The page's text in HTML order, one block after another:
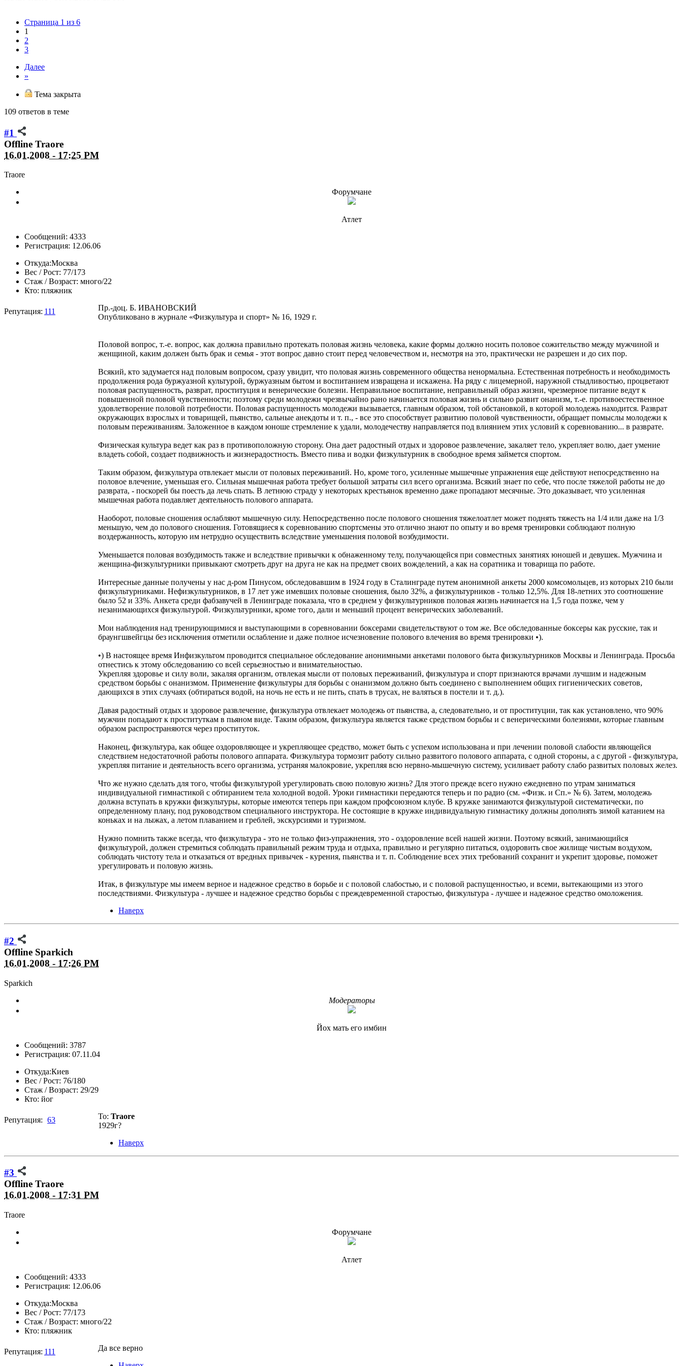
Страница 1 из 6
1
2
3
Далее
»
Тема закрыта
109 ответов в теме
#1
Offline Traore
16.01.2008 - 17:25 PM
Traore
Форумчане
Атлет
Сообщений: 4333
Регистрация: 12.06.06
Откуда:Москва
Вес / Рост: 77/173
Стаж / Возраст: много/22
Кто: пляжник
Репутация: 111
Пр.-доц. Б. ИВАНОВСКИЙ
Опубликовано в журнале «Физкультура и спорт» № 16, 1929 г.
Половой вопрос, т.-е. вопрос, как должна правильно протекать половая жизнь человека, какие формы должно носить половое сожительство между мужчиной и
женщиной, каким должен быть брак и семья - этот вопрос давно стоит перед человечеством и, несмотря на это, практически не разрешен и до сих пор.
Всякий, кто задумается над половым вопросом, сразу увидит, что половая жизнь современного общества ненормальна. Естественная потребность и необходимость
продолжения рода буржуазной культурой, буржуазным бытом и воспитанием извращена и искажена. На ряду с лицемерной, наружной стыдливостью, процветают
половая распущенность, разврат, проституция и венерические болезни. Неправильное воспитание, неправильный образ жизни, чрезмерное питание ведут к
повышенной половой чувственности; поэтому среди молодежи чрезвычайно рано начинается половая жизнь и сильно развит онанизм, т.-е. противоестественное
удовлетворение половой потребности. Половая распущенность молодежи вызывается, главным образом, той обстановкой, в которой молодежь находится. Разврат
окружающих взрослых и товарищей, пьянство, сальные анекдоты и т. п., - все это способствует развитию половой чувственности, обращает помыслы молодежи к
половым переживаниям. Заложенное в каждом юноше стремление к удали, молодечеству направляется под влиянием этих условий к соревнованию... в разврате.
Физическая культура ведет как раз в противоположную сторону. Она дает радостный отдых и здоровое развлечение, закаляет тело, укрепляет волю, дает умение
владеть собой, создает подвижность и жизнерадостность. Вместо пива и водки физкультурник в свободное время займется спортом.
Таким образом, физкультура отвлекает мысли от половых переживаний. Но, кроме того, усиленные мышечные упражнения еще действуют непосредственно на
половое влечение, уменьшая его. Сильная мышечная работа требует большой затраты сил всего организма. Всякий знает по себе, что после тяжелой работы не до
разврата, - поскорей бы поесть да лечь спать. В летнюю страду у некоторых крестьянок временно даже пропадают месячные. Это доказывает, что усиленная
мышечная работа подавляет деятельность полового аппарата.
Наоборот, половые сношения ослабляют мышечную силу. Непосредственно после полового сношения тяжелоатлет может поднять тяжесть на 1/4 или даже на 1/3
меньшую, чем до полового сношения. Готовящиеся к соревнованию спортсмены это отлично знают по опыту и во время тренировки соблюдают полную
воздержанность, которую им нетрудно осуществить вследствие уменьшения половой возбудимости.
Уменьшается половая возбудимость также и вследствие привычки к обнаженному телу, получающейся при совместных занятиях юношей и девушек. Мужчина и
женщина-физкультурники привыкают смотреть друг на друга не как на предмет своих вожделений, а как на соратника и товарища по работе.
Интересные данные получены у нас д-ром Пинусом, обследовавшим в 1924 году в Сталинграде путем анонимной анкеты 2000 комсомольцев, из которых 210 были
физкультурниками. Нефизкультурников, в 17 лет уже имевших половые сношения, было 32%, а физкультурников - только 12,5%. Для 18-летних это соотношение
было 52 и 33%. Анкета среди фабзавучей в Ленинграде показала, что в среднем у физкультурников половая жизнь начинается на 1,5 года позже, чем у
незанимающихся физкультурой. Физкультурники, кроме того, дали и меньший процент венерических заболеваний.
Мои наблюдения над тренирующимися и выступающими в соревновании боксерами свидетельствуют о том же. Все обследованные боксеры как русские, так и
браунгшвейгцы без исключения отметили ослабление и даже полное исчезновение полового влечения во время тренировки •).
•) В настоящее время Инфизкультом проводится специальное обследование анонимными анкетами полового быта физкультурников Москвы и Ленинграда. Просьба
отнестись к этому обследованию со всей серьезностью и внимательностью.
Укрепляя здоровье и силу воли, закаляя организм, отвлекая мысли от половых переживаний, физкультура и спорт признаются врачами лучшим и надежным
средством борьбы с онанизмом. Применение физкультуры для борьбы с онанизмом должно быть соединено с выполнением общих гигиенических советов,
дающихся в этих случаях (обтираться водой, на ночь не есть и не пить, спать в трусах, не валяться в постели и т. д.).
Давая радостный отдых и здоровое развлечение, физкультура отвлекает молодежь от пьянства, а, следовательно, и от проституции, так как установлено, что 90%
мужчин попадают к проституткам в пьяном виде. Таким образом, физкультура является также средством борьбы и с венерическими болезнями, которые главным
образом распространяются через проституток.
Наконец, физкультура, как общее оздоровляющее и укрепляющее средство, может быть с успехом использована и при лечении половой слабости являющейся
следствием недостаточной работы полового аппарата. Физкультура тормозит работу сильно развитого полового аппарата, с одной стороны, а с другой - физкультура,
укрепляя питание и деятельность всего организма, устраняя малокровие, укрепляя всю нервно-мышечную систему, усиливает работу слабо развитых половых желез.
Что же нужно сделать для того, чтобы физкультурой урегулировать свою половую жизнь? Для этого прежде всего нужно ежедневно по утрам заниматься
индивидуальной гимнастикой с обтиранием тела холодной водой. Уроки гимнастики передаются теперь и по радио (см. «Физк. и Сп.» № 6). Затем, молодежь
должна вступать в кружки физкультуры, которые имеются теперь при каждом профсоюзном клубе. В кружке занимаются физкультурой систематически, по
определенному плану, под руководством специального инструктора. Не состоящие в кружке индивидуальную гимнастику должны дополнять зимой катанием на
коньках и на лыжах, а летом плаванием и греблей, экскурсиями и туризмом.
Нужно помнить также всегда, что физкультура - это не только физ-упражнения, это - оздоровление всей нашей жизни. Поэтому всякий, занимающийся
физкультурой, должен стремиться соблюдать правильный режим труда и отдыха, правильно и регулярно питаться, оздоровить свое жилище чистым воздухом,
соблюдать чистоту тела и отказаться от вредных привычек - курения, пьянства и т. п. Соблюдение всех этих требований сохранит и укрепит здоровье, поможет
урегулировать и половую жизнь.
Итак, в физкультуре мы имеем верное и надежное средство в борьбе и с половой слабостью, и с половой распущенностью, и всеми, вытекающими из этого
последствиями. Физкультура - лучшее и надежное средство борьбы с преждевременной старостью, физкультура - лучшее и надежное средство омоложения.
Наверх
#2
Offline Sparkich
16.01.2008 - 17:26 PM
Sparkich
Модераторы
Йох мать его имбин
Сообщений: 3787
Регистрация: 07.11.04
Откуда:Киев
Вес / Рост: 76/180
Стаж / Возраст: 29/29
Кто: йог
Репутация: 63 To: Traore
1929г?
Наверх
#3
Offline Traore
16.01.2008 - 17:31 PM
Traore
Форумчане
Атлет
Сообщений: 4333
Регистрация: 12.06.06
Откуда:Москва
Вес / Рост: 77/173
Стаж / Возраст: много/22
Кто: пляжник
Репутация: 111
Да все верно